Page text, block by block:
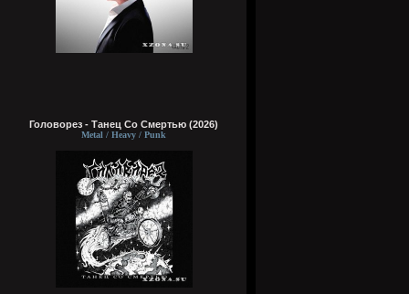
Головорез - Tанец Со Смертью (2026)
Metal / Heavy / Punk